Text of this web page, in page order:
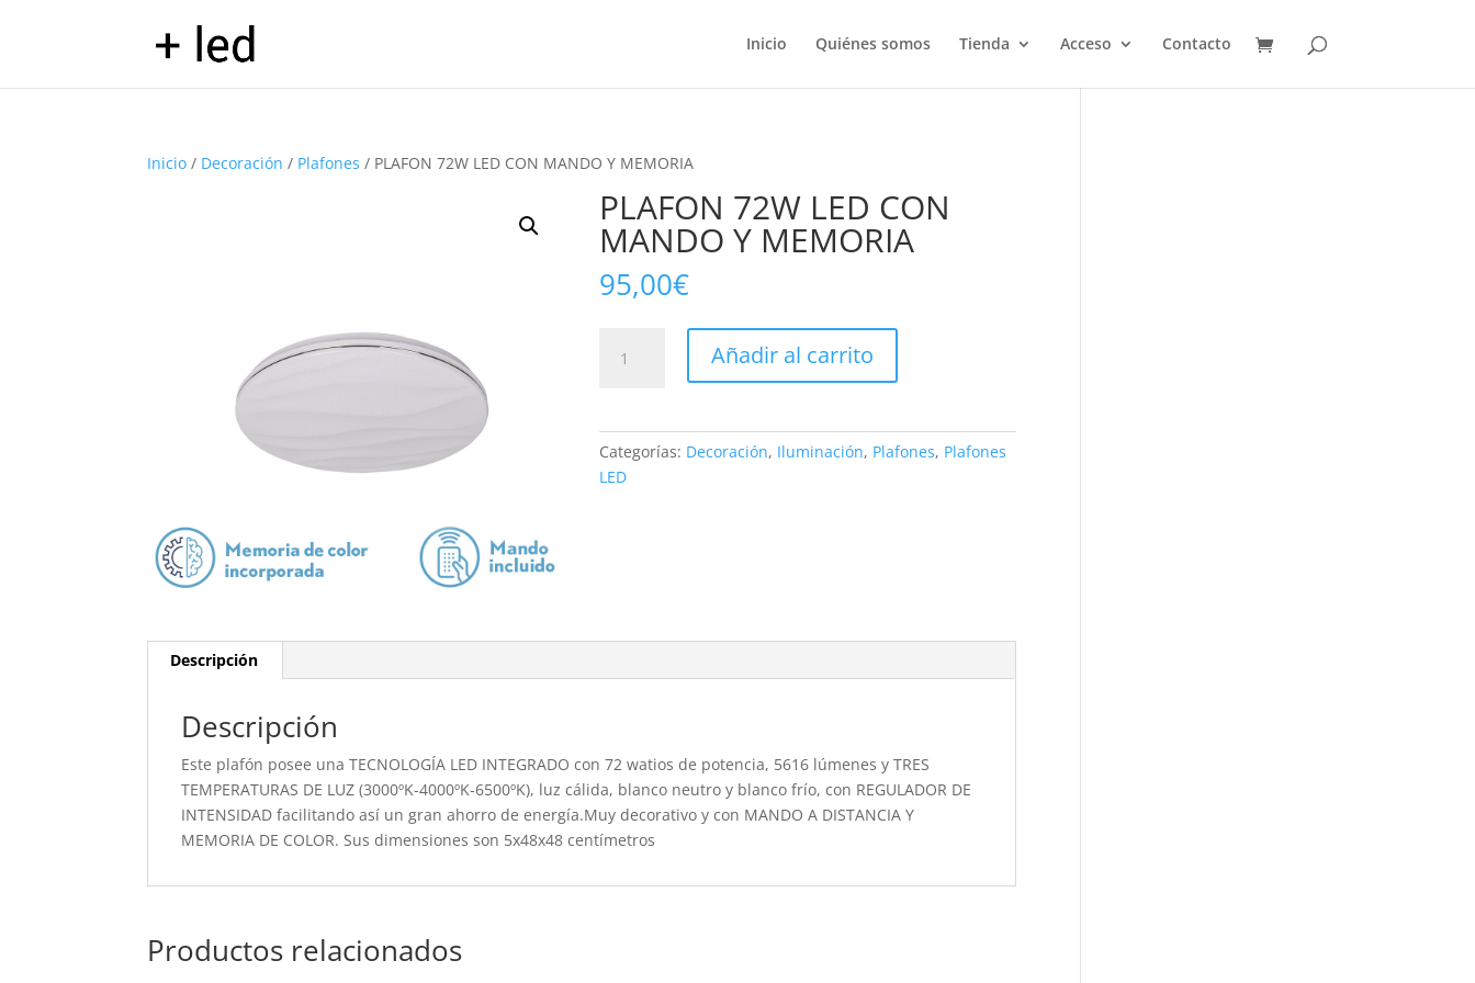
Inicio Quiénes somos Tienda Acceso Contacto
Inicio / Decoración / Plafones / PLAFON 72W LED CON MANDO Y MEMORIA
PLAFON 72W LED CON
MANDO Y MEMORIA
95,00€
72W
Añadir al carrito
Categorías: Decoración, Iluminación, Plafones, Plafones
LED
Descripción
Descripción
Este plafón posee una TECNOLOGÍA LED INTEGRADO con 72 watios de potencia, 5616 lúmenes y TRES
TEMPERATURAS DE LUZ (3000ºK-4000ºK-6500ºK), luz cálida, blanco neutro y blanco frío, con REGULADOR DE
INTENSIDAD facilitando así un gran ahorro de energía.Muy decorativo y con MANDO A DISTANCIA Y
MEMORIA DE COLOR. Sus dimensiones son 5x48x48 centímetros
Productos relacionados